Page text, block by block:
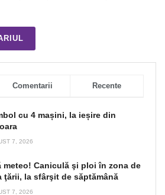
Comentarii Recente
cu 4 mașini, la ieșire din
7, 2026
meteo! Caniculă şi ploi în zona de
ţării, la sfârşit de săptămână
7, 2026